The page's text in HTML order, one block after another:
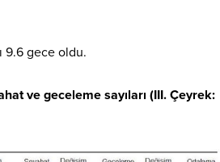
9.6 gece oldu.
ve geceleme sayıları (III. Çeyrek: